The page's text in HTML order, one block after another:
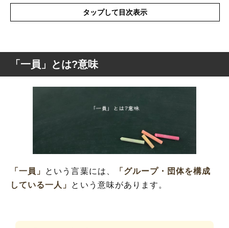
タップして目次表示
「一員」とは?意味
「一員」の類語や類義語・言い換え
「一員」とは?意味
「一員」 という言葉には、
「グループ・団体を構成
している一人」 という意味があります。